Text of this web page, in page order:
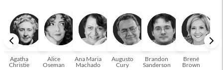
passe um tempo no mundo da imaginação! A leitura
transforma vidas e estamos aqui para ajudar a transformar a
sua! Tenha certeza, temos o livro perfeito para você!
Agatha
Christie
Alice
Oseman
Ana Maria
Machado
Augusto
Cury
Brandon
Sanderson
Brené
Brown